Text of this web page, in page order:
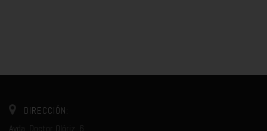
DIRECCIÓN:
Avda. Doctor Olóriz, 6.